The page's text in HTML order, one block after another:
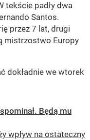
tekście padły dwa
Santos.
przez 7 lat, drugi
mistrzostwo Europy
dokładnie we wtorek
Będą mu
wpływ na ostateczny